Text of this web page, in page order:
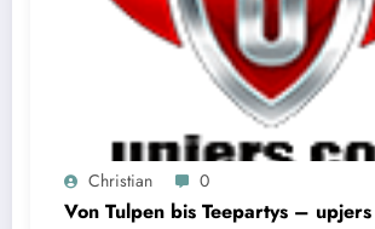
Christian 0
Von Tulpen bis Teepartys –